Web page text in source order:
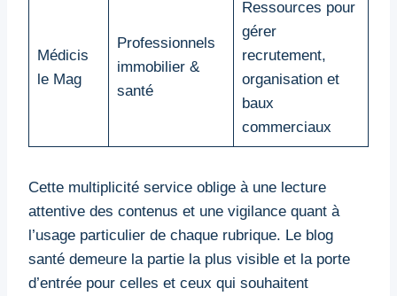
Médicis
le Mag
Professionnels
immobilier &
santé
Ressources pour
gérer
recrutement,
organisation et
baux
commerciaux
Cette multiplicité service oblige à une lecture
attentive des contenus et une vigilance quant à
l’usage particulier de chaque rubrique. Le blog
santé demeure la partie la plus visible et la porte
d’entrée pour celles et ceux qui souhaitent